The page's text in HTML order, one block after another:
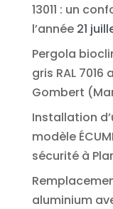
13011 : un
l’année 21
Pergola
gris RAL
Gombert
Installation
modèle
sécurité à
aluminium